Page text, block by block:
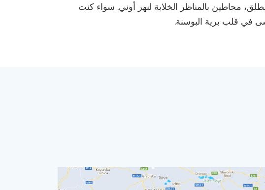
محاطين بالمناظر الخلابة لنهر أوني. سواء كنت
في قلب برية البوسنة.